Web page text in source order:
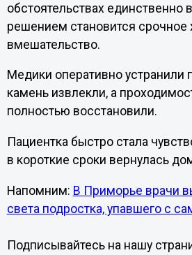
обстоятельствах
решением становится срочное
вмешательство.
Медики оперативно устранили
камень извлекли, а
полностью восстановили.
Пациентка быстро стала
в короткие сроки вернулась
Напомним: В Приморье врачи
света подростка, упавшего с
Подписывайтесь на нашу